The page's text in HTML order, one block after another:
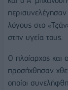
λόγους στο
στην υγεία τους.
Ο πλοίαρχος και
προσήχθησαν
οποίοι